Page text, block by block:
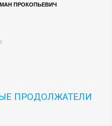
ПРОКОПЬЕВИЧ
ПРОДОЛЖАТЕЛИ